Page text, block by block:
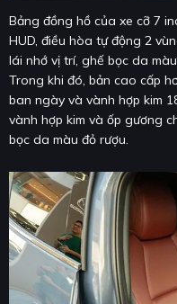
Bảng đồng hồ của xe cỡ 7
HUD, điều hòa tự động 2
lái nhớ vị trí, ghế bọc da
Trong khi đó, bản cao cấp
ban ngày và vành hợp kim
vành hợp kim và ốp gương
bọc da màu đỏ rượu.